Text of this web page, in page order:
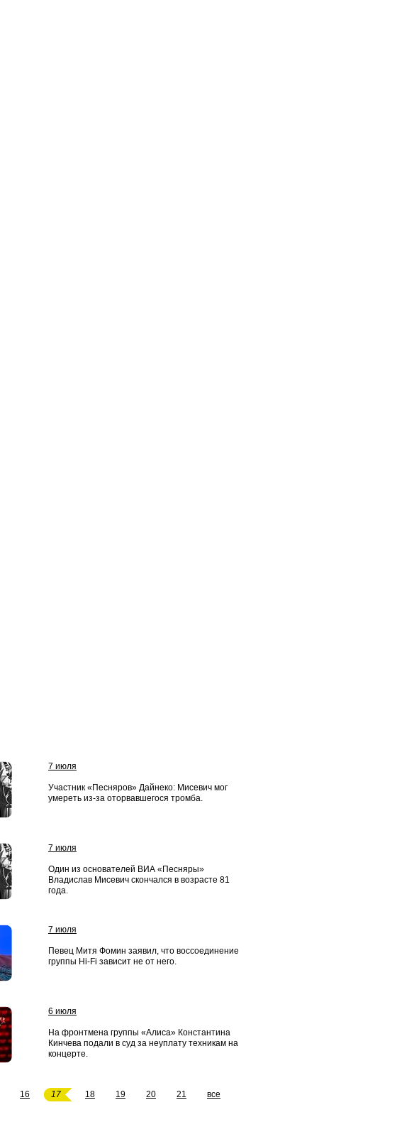
7 июля
Участник «Песняров» Дайнеко: Мисевич мог
умереть из-за оторвавшегося тромба.
7 июля
Один из основателей ВИА «Песняры»
Владислав Мисевич скончался в возрасте 81
года.
7 июля
Певец Митя Фомин заявил, что воссоединение
группы Hi-Fi зависит не от него.
6 июля
На фронтмена группы «Алиса» Константина
Кинчева подали в суд за неуплату техникам на
концерте.
16 17 18 19 20 21 все